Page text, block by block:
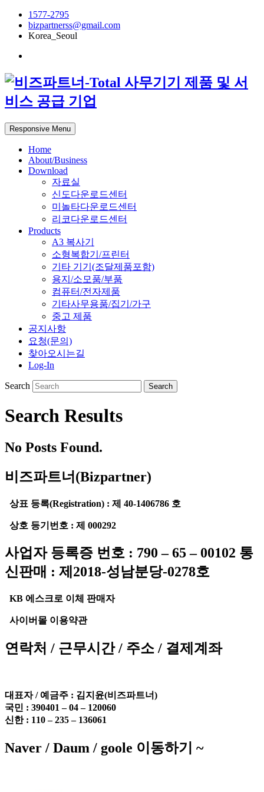
1577-2795
bizpartnerss@gmail.com
Korea_Seoul
Responsive Menu
Home
About/Business
Download
자료실
신도다운로드센터
미놀타다운로드센터
리코다운로드센터
Products
A3 복사기
소형복합기/프린터
기타 기기(조달제품포함)
용지/소모품/부품
컴퓨터/전자제품
기타사무용품/집기/가구
중고 제품
공지사항
요청(문의)
찾아오시는길
Log-In
Search
Search Results
No Posts Found.
비즈파트너(Bizpartner)
상표 등록(Registration) : 제 40-1406786 호
상호 등기번호 : 제 000292
사업자 등록증 번호 : 790 – 65 – 00102 통
신판매 : 제2018-성남분당-0278호
KB 에스크로 이체 판매자
사이버몰 이용약관
연락처 / 근무시간 / 주소 / 결제계좌
대표자 / 예금주 : 김지윤(비즈파트너)
국민 : 390401 – 04 – 120060
신한 : 110 – 235 – 136061
Naver / Daum / goole 이동하기 ~